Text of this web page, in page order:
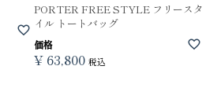
PORTER FREE STYLE フリースタ
イル トートバッグ
価格
¥ 63,800 税込